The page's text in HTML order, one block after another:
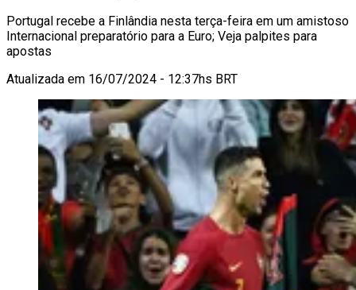
Portugal recebe a Finlândia nesta terça-feira em um amistoso
Internacional preparatório para a Euro; Veja palpites para
apostas
Atualizada em 16/07/2024 - 12:37hs BRT